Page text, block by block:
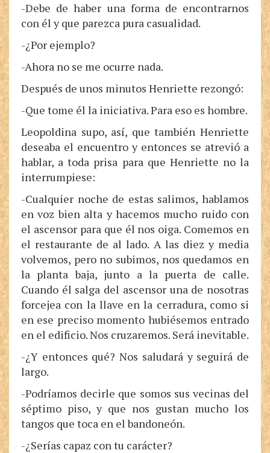
-Debe de haber una forma de encontrarnos
con él y que parezca pura casualidad.
-¿Por ejemplo?
-Ahora no se me ocurre nada.
Después de unos minutos Henriette rezongó:
-Que tome él la iniciativa. Para eso es hombre.
Leopoldina supo, así, que también Henriette
deseaba el encuentro y entonces se atrevió a
hablar, a toda prisa para que Henriette no la
interrumpiese:
-Cualquier noche de estas salimos, hablamos
en voz bien alta y hacemos mucho ruido con
el ascensor para que él nos oiga. Comemos en
el restaurante de al lado. A las diez y media
volvemos, pero no subimos, nos quedamos en
la planta baja, junto a la puerta de calle.
Cuando él salga del ascensor una de nosotras
forcejea con la llave en la cerradura, como si
en ese preciso momento hubiésemos entrado
en el edificio. Nos cruzaremos. Será inevitable.
-¿Y entonces qué? Nos saludará y seguirá de
largo.
-Podríamos decirle que somos sus vecinas del
séptimo piso, y que nos gustan mucho los
tangos que toca en el bandoneón.
-¿Serías capaz con tu carácter?